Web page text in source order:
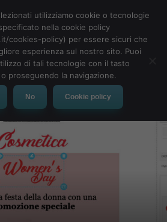
MENU
utilizziamo cookie o tecnologie
nella cookie policy
cookies-policy) per essere sicuri che
esperienza sul nostro sito. Puoi
di tali tecnologie con il tasto
proseguendo la navigazione.
No Cookie policy